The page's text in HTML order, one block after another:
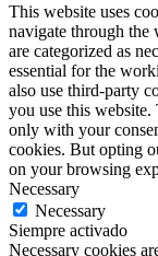
This website uses
navigate through the
are categorized as
essential for the
also use third-party
you use this
only with your
cookies. But opting
on your browsing
Necessary
Necessary
Siempre activado
Necessary cookies